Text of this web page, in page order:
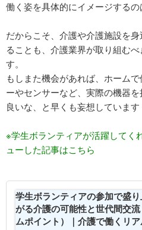
働く姿を具体的にイメージするの
だからこそ、介護や介護施設を
ることも、介護業界が取り組む
す。
もしまた機会があれば、ホーム
ーやセンサーなど、実際の機器
良いな、と早くも妄想しています
※学生ボランティアが活躍してく
ューした記事はこちら
学生ボランティアの参加で盛
がる介護の可能性と世代間交
ムポイント）｜介護で働くリ